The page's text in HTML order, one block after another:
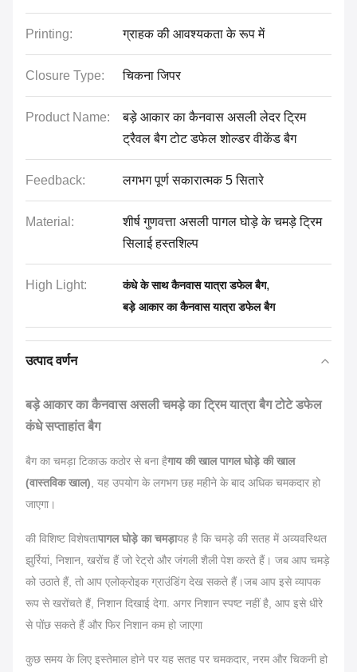
Printing: ग्राहक की आवश्यकता के रूप में
Closure Type: चिकना जिपर
Product Name:
बड़े आकार का कैनवास असली लेदर ट्रिम
ट्रैवल बैग टोट डफेल शोल्डर वीकेंड बैग
Feedback: लगभग पूर्ण सकारात्मक 5 सितारे
Material:
शीर्ष गुणवत्ता असली पागल घोड़े के चमड़े ट्रिम
सिलाई हस्तशिल्प
High Light: कंधे के साथ कैनवास यात्रा डफेल बैग,
बड़े आकार का कैनवास यात्रा डफेल बैग
उत्पाद वर्णन
बड़े आकार का कैनवास असली चमड़े का ट्रिम यात्रा बैग टोटे डफेल
कंधे सप्ताहांत बैग
बैग का चमड़ा टिकाऊ कठोर से बना हैगाय की खाल पागल घोड़े की खाल
(वास्तविक खाल) , यह उपयोग के लगभग छह महीने के बाद अधिक चमकदार हो
जाएगा।
की विशिष्ट विशेषतापागल घोड़े का चमड़ायह है कि चमड़े की सतह में अव्यवस्थित
झुर्रियां, निशान, खरोंच हैं जो रेट्रो और जंगली शैली पेश करते हैं। जब आप चमड़े
को उठाते हैं, तो आप एलोक्रोइक ग्राउंडिंग देख सकते हैं।जब आप इसे व्यापक
रूप से खरोंचते हैं, निशान दिखाई देगा. अगर निशान स्पष्ट नहीं है, आप इसे धीरे
से पोंछ सकते हैं और फिर निशान कम हो जाएगा
कुछ समय के लिए इस्तेमाल होने पर यह सतह पर चमकदार, नरम और चिकनी हो